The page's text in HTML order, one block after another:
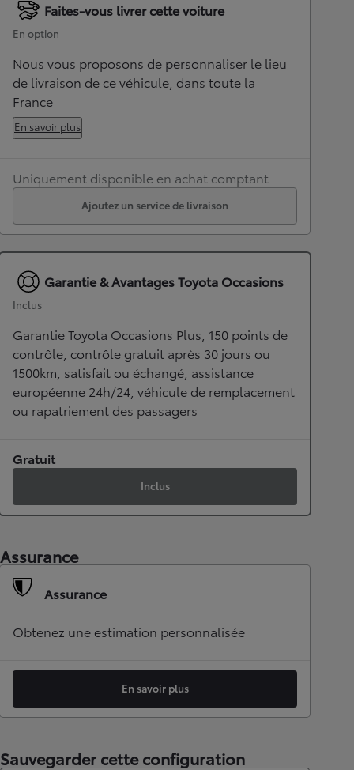
Faites-vous livrer cette voiture
En option
Nous vous proposons de personnaliser le lieu
de livraison de ce véhicule, dans toute la
France
En savoir plus
Uniquement disponible en achat comptant
Ajoutez un service de livraison
Garantie & Avantages Toyota Occasions
Inclus
Garantie Toyota Occasions Plus, 150 points de
contrôle, contrôle gratuit après 30 jours ou
1500km, satisfait ou échangé, assistance
européenne 24h/24, véhicule de remplacement
ou rapatriement des passagers
Gratuit
Inclus
Assurance
Assurance
Obtenez une estimation personnalisée
En savoir plus
Sauvegarder cette configuration